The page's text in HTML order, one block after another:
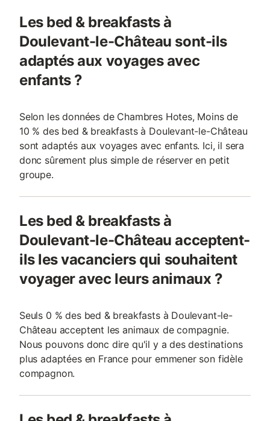
Les bed & breakfasts à
Doulevant-le-Château sont-ils
adaptés aux voyages avec
enfants ?
Selon les données de Chambres Hotes, Moins de
10 % des bed & breakfasts à Doulevant-le-Château
sont adaptés aux voyages avec enfants. Ici, il sera
donc sûrement plus simple de réserver en petit
groupe.
Les bed & breakfasts à
Doulevant-le-Château acceptent-
ils les vacanciers qui souhaitent
voyager avec leurs animaux ?
Seuls 0 % des bed & breakfasts à Doulevant-le-
Château acceptent les animaux de compagnie.
Nous pouvons donc dire qu'il y a des destinations
plus adaptées en France pour emmener son fidèle
compagnon.